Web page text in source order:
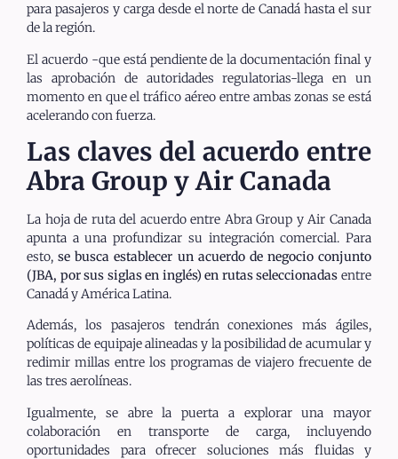
para pasajeros y carga desde el norte de Canadá hasta el sur
de la región.
El acuerdo -que está pendiente de la documentación final y
las aprobación de autoridades regulatorias-llega en un
momento en que el tráfico aéreo entre ambas zonas se está
acelerando con fuerza.
Las claves del acuerdo entre
Abra Group y Air Canada
La hoja de ruta del acuerdo entre Abra Group y Air Canada
apunta a una profundizar su integración comercial. Para
esto,se busca establecer un acuerdo de negocio conjunto
(JBA, por sus siglas en inglés) en rutas seleccionadas entre
Canadá y América Latina.
Además, los pasajeros tendrán conexiones más ágiles,
políticas de equipaje alineadas y la posibilidad de acumular y
redimir millas entre los programas de viajero frecuente de
las tres aerolíneas.
Igualmente, se abre la puerta a explorar una mayor
colaboración en transporte de carga, incluyendo
oportunidades para ofrecer soluciones más fluidas y